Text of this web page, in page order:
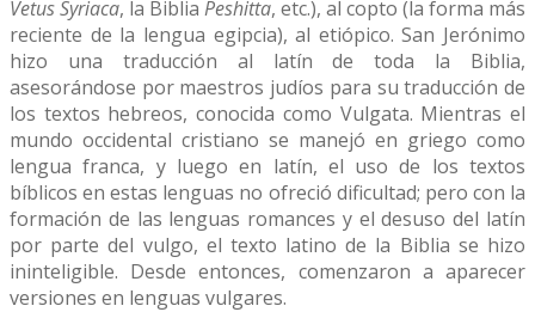
Vetus Syriaca, la Biblia Peshitta, etc.), al copto (la forma más
reciente de la lengua egipcia), al etiópico. San Jerónimo
hizo una traducción al latín de toda la Biblia,
asesorándose por maestros judíos para su traducción de
los textos hebreos, conocida como Vulgata. Mientras el
mundo occidental cristiano se manejó en griego como
lengua franca, y luego en latín, el uso de los textos
bíblicos en estas lenguas no ofreció dificultad; pero con la
formación de las lenguas romances y el desuso del latín
por parte del vulgo, el texto latino de la Biblia se hizo
ininteligible. Desde entonces, comenzaron a aparecer
versiones en lenguas vulgares.